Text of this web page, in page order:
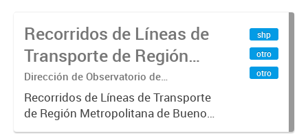
Recorridos de Líneas de
Transporte de Región
Metropolitana de
Buenos Aires (RMBA)
Dirección de Observatorio de
Transporte, Estudio y Sistemas
Recorridos de Líneas de Transporte
de Región Metropolitana de Buenos
Aires (RMBA).-
shp
otro
otro